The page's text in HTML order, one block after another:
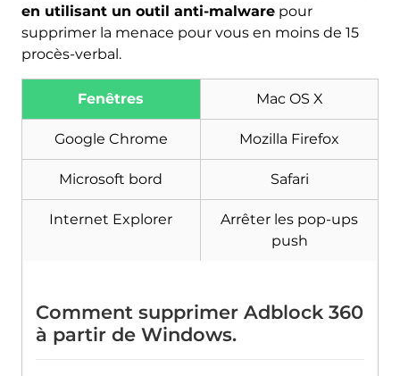
en utilisant un outil anti-malwarepour
supprimer la menace pour vous en moins de 15
procès-verbal.
Fenêtres Mac OS X
Google Chrome Mozilla Firefox
Microsoft bord Safari
Internet Explorer
Arrêter les pop-ups
push
Comment supprimer Adblock 360
à partir de Windows.
Télécharger
Malware Removal Tool